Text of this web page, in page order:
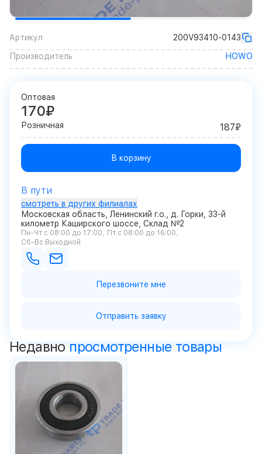
Артикул
200V93410-0143
Производитель
HOWO
Оптовая
170₽
Розничная 187₽
В корзину
В пути
смотреть в других филиалах
Московская область, Ленинский г.о., д. Горки, 33-й
километр Каширского шоссе, Склад №2
Пн-Чт с 08:00 до 17:00
Пт с 08:00 до 16:00
Сб-Вс Выходной
Перезвоните мне
Отправить заявку
Недавно просмотренные товары